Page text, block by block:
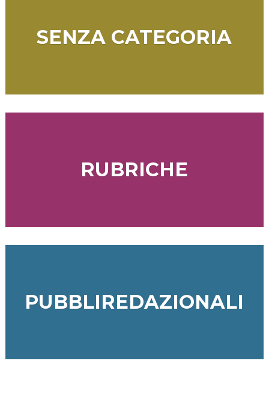
SENZA CATEGORIA
RUBRICHE
PUBBLIREDAZIONALI